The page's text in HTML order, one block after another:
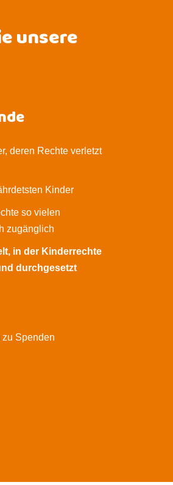
unsere
deren Rechte verletzt
Kinder
so vielen
zugänglich
in der Kinderrechte
durchgesetzt
Spenden